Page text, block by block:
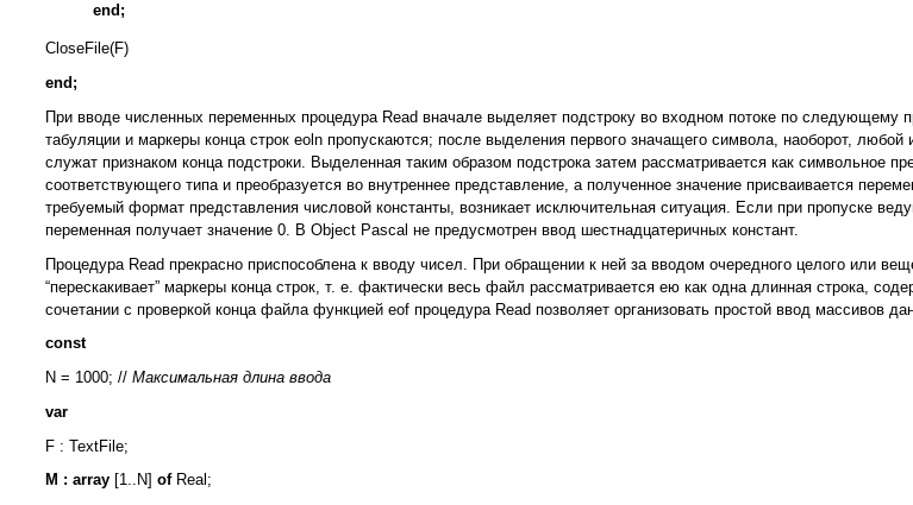
end;
CloseFile(F)
end;
При вводе численных переменных процедура Read вначале выделяет подстроку во входном потоке по
табуляции и маркеры конца строк eoln пропускаются; после выделения первого значащего символа, наоборот,
служат признаком конца подстроки. Выделенная таким образом подстрока затем рассматривается как символьное
соответствующего типа и преобразуется во внутреннее представление, а полученное значение присваивается
требуемый формат представления числовой константы, возникает исключительная ситуация. Если при пропуске
переменная получает значение 0. В Object Pascal не предусмотрен ввод шестнадцатеричных констант.
Процедура Read прекрасно приспособлена к вводу чисел. При обращении к ней за вводом очередного целого или
“перескакивает” маркеры конца строк, т. е. фактически весь файл рассматривается ею как одна длинная строка,
сочетании с проверкой конца файла функцией eof процедура Read позволяет организовать простой ввод массивов
const
N = 1000; // Максимальная длина ввода
var
F : TextFile;
М : array [1..N] of Real;